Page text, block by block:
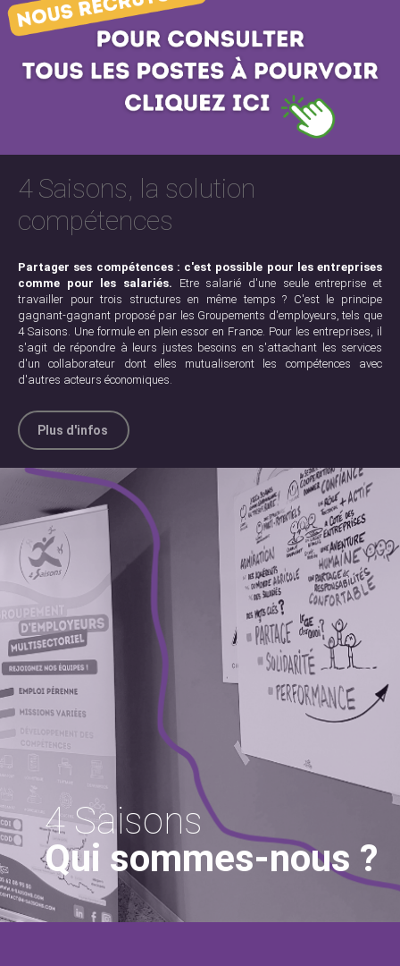
4 Saisons, la solution
compétences
Partager ses compétences : c'est possible pour les entreprises
comme pour les salariés. Etre salarié d'une seule entreprise et
travailler pour trois structures en même temps ? C'est le principe
gagnant-gagnant proposé par les Groupements d'employeurs, tels que
4 Saisons. Une formule en plein essor en France. Pour les entreprises, il
s'agit de répondre à leurs justes besoins en s'attachant les services
d'un collaborateur dont elles mutualiseront les compétences avec
d'autres acteurs économiques.
Plus d'infos
4 Saisons
Qui sommes-nous ?